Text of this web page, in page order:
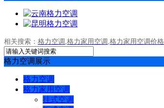
相关搜索： 格力空调 ,格力家用空调 ,格力家用空调价格
格力空调展示
格力空调
格力家用空调
挂式空调